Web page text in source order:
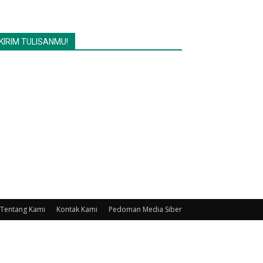
KIRIM TULISANMU!
Tentang Kami Kontak Kami Pedoman Media Siber